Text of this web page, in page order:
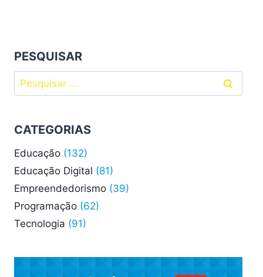
PESQUISAR
Pesquisar
por:
CATEGORIAS
Educação (132)
Educação Digital (81)
Empreendedorismo (39)
Programação (62)
Tecnologia (91)